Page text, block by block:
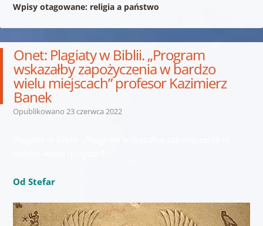
Wpisy otagowane: religia a państwo
Onet: Plagiaty w Biblii. „Program
wskazałby zapożyczenia w bardzo
wielu miejscach” profesor Kazimierz
Banek
Opublikowano 23 czerwca 2022
Od Stefar